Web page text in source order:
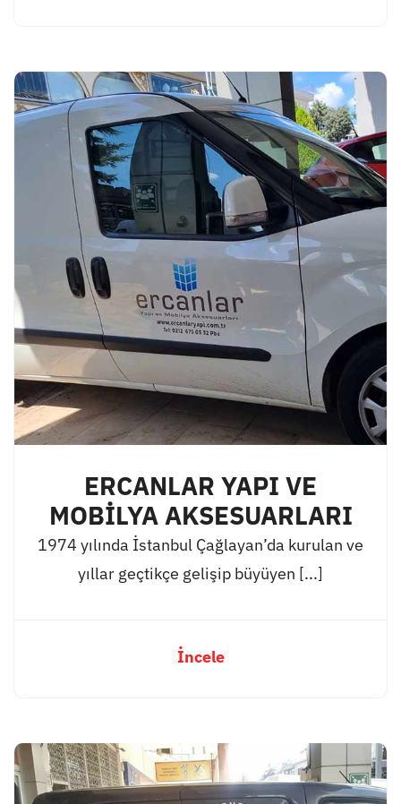
ERCANLAR YAPI VE
MOBİLYA AKSESUARLARI
1974 yılında İstanbul Çağlayan’da kurulan ve
yıllar geçtikçe gelişip büyüyen [...]
İncele